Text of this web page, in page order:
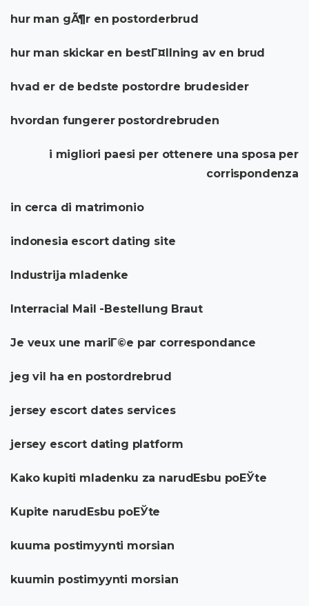
hur man gÃ¶r en postorderbrud
hur man skickar en bestГ¤llning av en brud
hvad er de bedste postordre brudesider
hvordan fungerer postordrebruden
i migliori paesi per ottenere una sposa per
corrispondenza
in cerca di matrimonio
indonesia escort dating site
Industrija mladenke
Interracial Mail -Bestellung Braut
Je veux une mariГ©e par correspondance
jeg vil ha en postordrebrud
jersey escort dates services
jersey escort dating platform
Kako kupiti mladenku za narudЕѕbu poЕЎte
Kupite narudЕѕbu poЕЎte
kuuma postimyynti morsian
kuumin postimyynti morsian